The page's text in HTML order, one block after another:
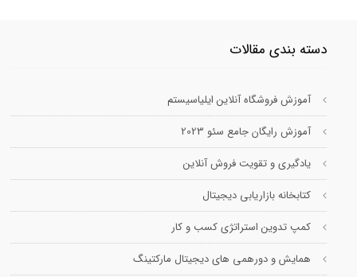
دسته بندی مقالات
آموزش فروشگاه آنلاین ایلیاسیستم
آموزش رایگان جامع سئو 2023
یادگیری و تقویت فروش آنلاین
کتابخانه بازاریابی دیجیتال
کمپ تدوین استراتژی کسب و کار
همایش و دورهمی های دیجیتال مارکتینگ